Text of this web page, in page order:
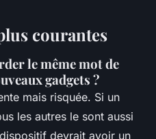
courantes
le même mot de
gadgets ?
mais risquée. Si un
les autres le sont aussi
devrait avoir un